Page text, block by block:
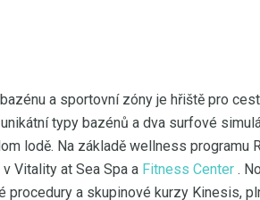
a sportovní zóny je hřiště pro
typy bazénů a dva surfové
lodě. Na základě wellness programu
Vitality at Sea Spa a Fitness Center .
procedury a skupinové kurzy Kinesis,